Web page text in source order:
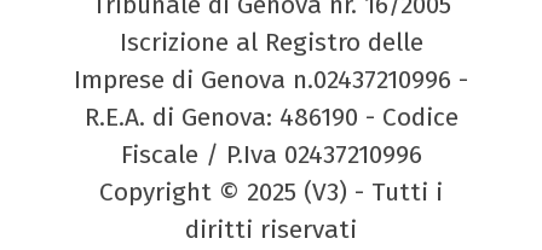
Iscrizione al Registro delle
Imprese di Genova n.02437210996 -
R.E.A. di Genova: 486190 - Codice
Fiscale / P.Iva 02437210996
Copyright © 2025 (V3) - Tutti i
diritti riservati